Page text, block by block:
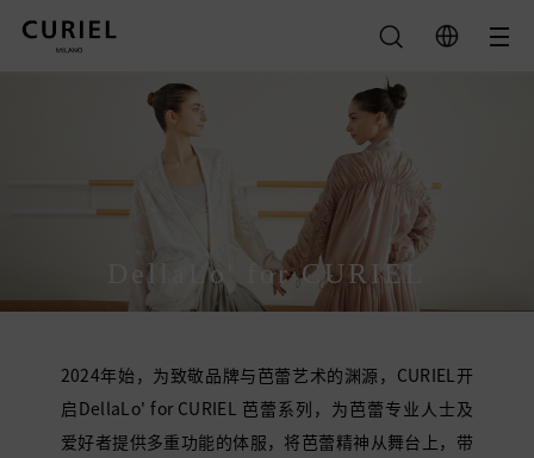
DellaLo' for CURIEL
2024年始，为致敬品牌与芭蕾艺术的渊源，CURIEL开
启DellaLo' for CURIEL 芭蕾系列，为芭蕾专业人士及
爱好者提供多重功能的体服，将芭蕾精神从舞台上，带
Minerva
Thalia
Grace
紫色
裸色
米色
查询结果